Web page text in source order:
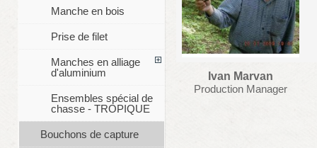
Ivan Marvan
Production Manager
Manche en bois
Prise de filet
Manches en alliage
d'aluminium
Ensembles spécial de
chasse - TROPIQUE
Bouchons de capture